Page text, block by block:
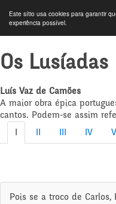
Este sítio usa cookies para garantir
experiência possível.
Os Lusíadas
Luís Vaz de Camões
A maior obra épica
cantos. Podem-se assim
IV V
Pois se a troco de Carlos,